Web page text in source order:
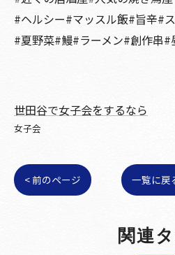
#ヘルシー#マッスル飯#旨辛#
#夏野菜#鰻#ラーメン#創作串#
世田谷で女子会をするなら
女子会
< 前のページ 一覧に戻
関連